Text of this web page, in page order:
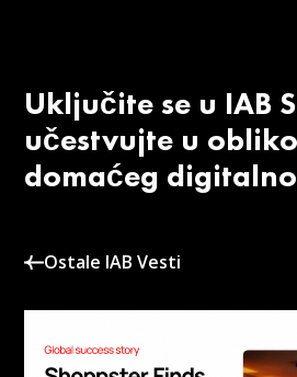
Uključite se u IAB
učestvujte u
domaćeg
Ostale IAB Vesti